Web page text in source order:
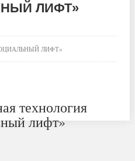
ЛИФТ»
ЛИФТ»
технология
лифт»